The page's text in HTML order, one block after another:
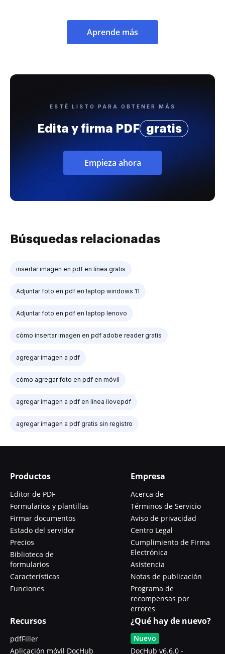
Aprende más
ESTÉ LISTO PARA OBTENER MÁS
Edita y firma PDF gratis
Empieza ahora
Búsquedas relacionadas
insertar imagen en pdf en línea gratis
Adjuntar foto en pdf en laptop windows 11
Adjuntar foto en pdf en laptop lenovo
cómo insertar imagen en pdf adobe reader gratis
agregar imagen a pdf
cómo agregar foto en pdf en móvil
agregar imagen a pdf en línea ilovepdf
agregar imagen a pdf gratis sin registro
Productos
Editor de PDF
Formularios y plantillas
Firmar documentos
Estado del servidor
Precios
Biblioteca de
formularios
Características
Funciones
Empresa
Acerca de
Términos de Servicio
Aviso de privacidad
Centro Legal
Cumplimiento de Firma
Electrónica
Asistencia
Notas de publicación
Programa de
recompensas por
errores
Recursos
pdfFiller
Aplicación móvil DocHub
¿Qué hay de nuevo?
Nuevo
DocHub v6.6.0 -